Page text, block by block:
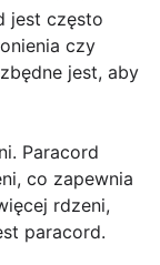
jest często
czy
jest, aby
Paracord
co zapewnia
rdzeni,
paracord.